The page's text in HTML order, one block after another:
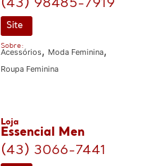
(43) 98485-7919
Site
Sobre:
Acessórios, Moda Feminina,
Roupa Feminina
Loja
Essencial Men
(43) 3066-7441